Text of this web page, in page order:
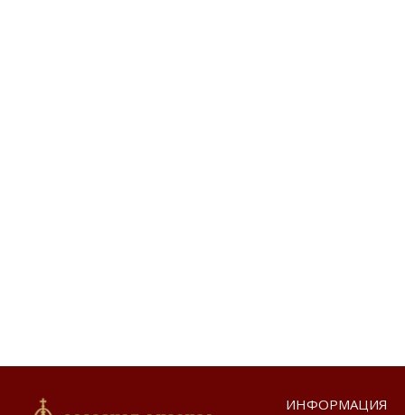
ИНФОРМАЦИЯ